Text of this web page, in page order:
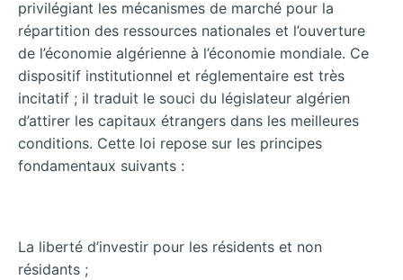
privilégiant les mécanismes de marché pour la
répartition des ressources nationales et l’ouverture
de l’économie algérienne à l’économie mondiale. Ce
dispositif institutionnel et réglementaire est très
incitatif ; il traduit le souci du législateur algérien
d’attirer les capitaux étrangers dans les meilleures
conditions. Cette loi repose sur les principes
fondamentaux suivants :
La liberté d’investir pour les résidents et non
résidants ;